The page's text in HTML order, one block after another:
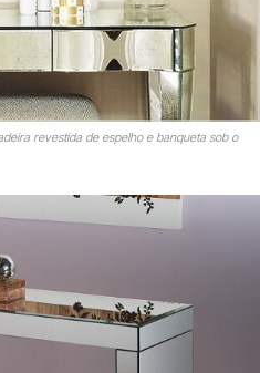
revestida de espelho e banqueta sob o